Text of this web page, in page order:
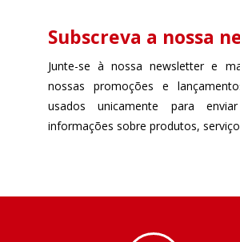
Subscreva a nossa
Junte-se à nossa newsletter e
nossas promoções e
usados unicamente para
informações sobre produtos,